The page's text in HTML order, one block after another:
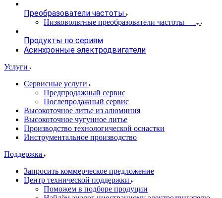
Преобразователи частоты
Низковольтные преобразователи частоты
Продукты по сериям
Асинхронные электродвигатели
Услуги
Сервисные услуги
Предпродажный сервис
Послепродажный сервис
Высокоточное литье из алюминия
Высокоточное чугунное литье
Производство технологической оснастки
Инструментальное производство
Поддержка
Запросить коммерческое предложение
Центр технической поддержки
Поможем в подборе продуции